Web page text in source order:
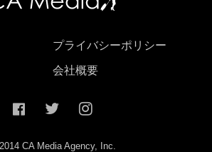
プライバシーポリシー
会社概要
CA Media Agency, Inc.